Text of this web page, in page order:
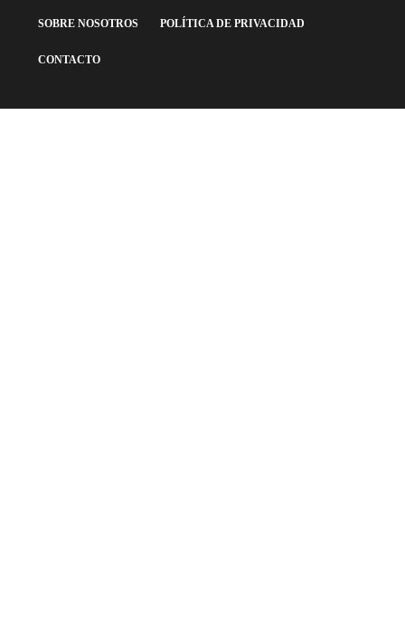
SOBRE NOSOTROS POLÍTICA DE PRIVACIDAD
CONTACTO